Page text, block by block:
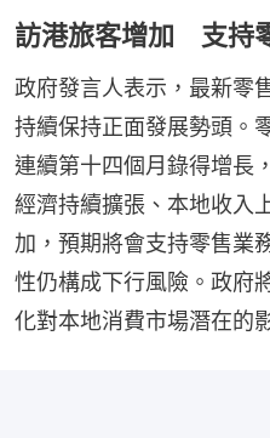
訪港旅客增加 支持
政府發言人表示，最新零
持續保持正面發展勢頭。
連續第十四個月錄得增長
經濟持續擴張、本地收入
加，預期將會支持零售業
性仍構成下行風險。政府
化對本地消費市場潛在的